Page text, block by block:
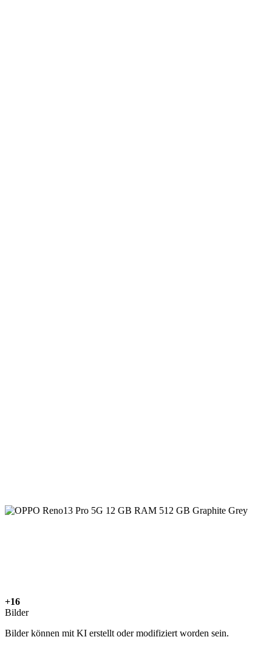
+16
Bilder
Bilder können mit KI erstellt oder modifiziert worden sein.